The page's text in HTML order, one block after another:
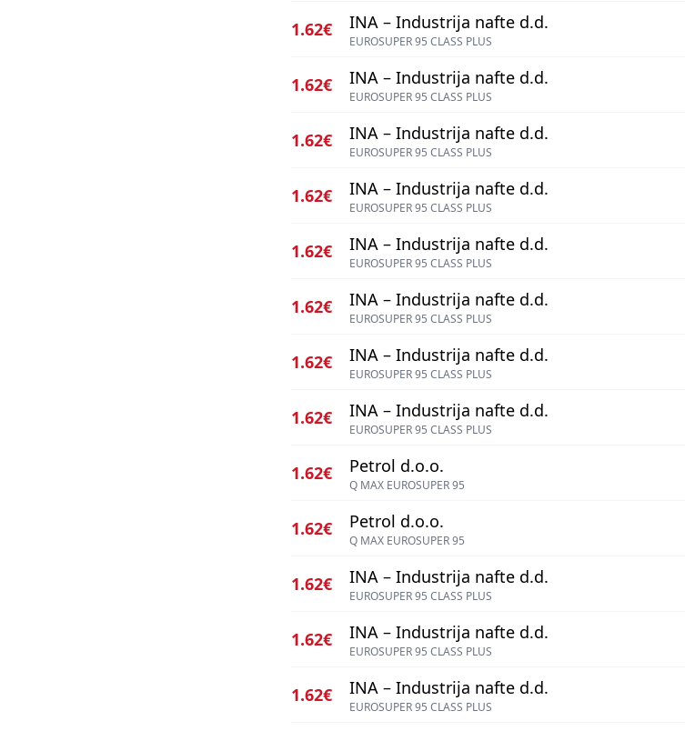
1.62€ INA – Industrija nafte d.d.
EUROSUPER 95 CLASS PLUS
1.62€ INA – Industrija nafte d.d.
EUROSUPER 95 CLASS PLUS
1.62€ INA – Industrija nafte d.d.
EUROSUPER 95 CLASS PLUS
1.62€ INA – Industrija nafte d.d.
EUROSUPER 95 CLASS PLUS
1.62€ INA – Industrija nafte d.d.
EUROSUPER 95 CLASS PLUS
1.62€ INA – Industrija nafte d.d.
EUROSUPER 95 CLASS PLUS
1.62€ INA – Industrija nafte d.d.
EUROSUPER 95 CLASS PLUS
1.62€ INA – Industrija nafte d.d.
EUROSUPER 95 CLASS PLUS
1.62€ Petrol d.o.o.
Q MAX EUROSUPER 95
1.62€ Petrol d.o.o.
Q MAX EUROSUPER 95
1.62€ INA – Industrija nafte d.d.
EUROSUPER 95 CLASS PLUS
1.62€ INA – Industrija nafte d.d.
EUROSUPER 95 CLASS PLUS
1.62€ INA – Industrija nafte d.d.
EUROSUPER 95 CLASS PLUS